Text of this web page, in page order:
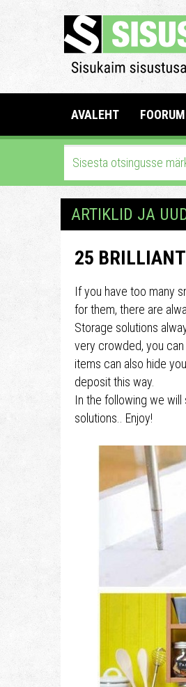
AVALEHT FOORUM
ARTIKLID JA
25
If you have too many
for them, there are
Storage solutions
very crowded, you
items can also hide
deposit this way.
In the following we
solutions.. Enjoy!